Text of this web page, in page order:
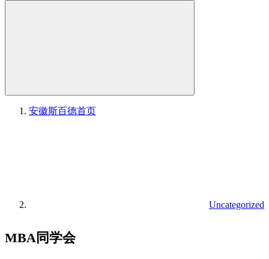
安徽斯百德首页
Uncategorized
MBA同学会